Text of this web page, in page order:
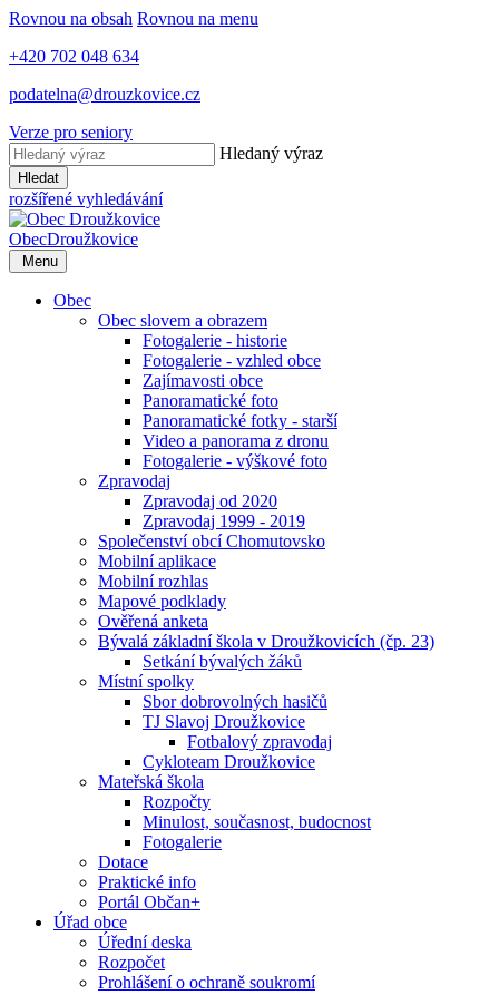
Rovnou na obsah Rovnou na menu
+420 702 048 634
podatelna@drouzkovice.cz
Verze pro seniory
Hledaný výraz
Hledat
rozšířené vyhledávání
ObecDroužkovice
Menu
Obec
Obec slovem a obrazem
Fotogalerie - historie
Fotogalerie - vzhled obce
Zajímavosti obce
Panoramatické foto
Panoramatické fotky - starší
Video a panorama z dronu
Fotogalerie - výškové foto
Zpravodaj
Zpravodaj od 2020
Zpravodaj 1999 - 2019
Společenství obcí Chomutovsko
Mobilní aplikace
Mobilní rozhlas
Mapové podklady
Ověřená anketa
Bývalá základní škola v Droužkovicích (čp. 23)
Setkání bývalých žáků
Místní spolky
Sbor dobrovolných hasičů
TJ Slavoj Droužkovice
Fotbalový zpravodaj
Cykloteam Droužkovice
Mateřská škola
Rozpočty
Minulost, současnost, budocnost
Fotogalerie
Dotace
Praktické info
Portál Občan+
Úřad obce
Úřední deska
Rozpočet
Prohlášení o ochraně soukromí